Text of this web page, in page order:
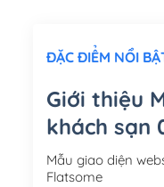
ĐẶC ĐIỂM NỔI
Giới thiệu
khách sạn
Mẫu giao diện
Flatsome